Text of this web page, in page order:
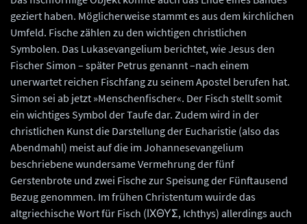
geziert haben. Möglicherweise stammt es aus dem kirchlichen
Umfeld. Fische zählen zu den wichtigen christlichen
Symbolen. Das Lukasevangelium berichtet, wie Jesus den
Fischer Simon – später Petrus genannt –nach einem
unerwartet reichen Fischfang zu seinem Apostel berufen hat.
Simon sei ab jetzt »Menschenfischer«. Der Fisch stellt somit
ein wichtiges Symbol der Taufe dar. Zudem wird in der
christlichen Kunst die Darstellung der Eucharistie (also das
Abendmahl) meist auf die im Johannesevangelium
beschriebene wundersame Vermehrung der fünf
Gerstenbrote und zwei Fische zur Speisung der Fünftausend
Bezug genommen. Im frühen Christentum wuirde das
altgriechische Wort für Fisch (ΙΧΘΥΣ, Ichthys) allerdings auch